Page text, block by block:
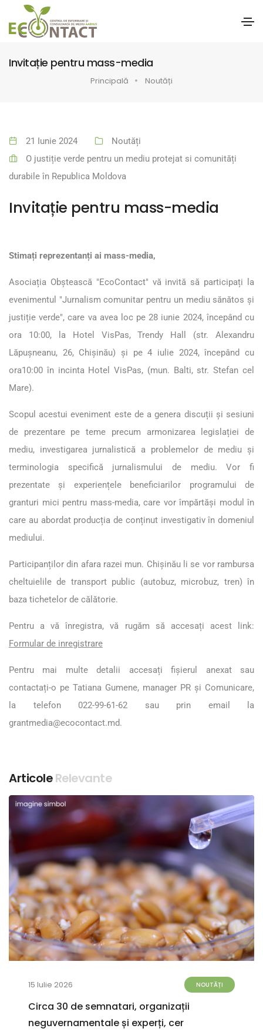
Invitație pentru mass-media
Principală Noutăți
21 Iunie 2024
Noutăți
O justiție verde pentru un mediu protejat si comunități
durabile în Republica Moldova
Invitație pentru mass-media
Stimați reprezentanți ai mass-media,
Asociația Obștească "EcoContact" vă invită să participați la
evenimentul "Jurnalism comunitar pentru un mediu sănătos și
justiție verde", care va avea loc pe 28 iunie 2024, începând cu
ora 10:00, la Hotel VisPas, Trendy Hall (str. Alexandru
Lăpușneanu, 26, Chișinău) și pe 4 iulie 2024,începând cu
ora10:00 în incinta HotelVisPas, (mun. Balti, str. Stefan cel
Mare).
Scopul acestui eveniment este de a genera discuții și sesiuni
de prezentare pe teme precum armonizarea legislației de
mediu, investigarea jurnalistică a problemelor de mediu și
terminologia specifică jurnalismului de mediu. Vor fi
prezentate și experiențele beneficiarilor programului de
granturi mici pentru mass-media, care vor împărtăși modul în
care au abordat producția de conținut investigativ în domeniul
mediului.
Participanților din afara razei mun. Chișinău li se vor rambursa
cheltuielile de transport public (autobuz, microbuz, tren) în
baza tichetelor de călătorie.
Pentru a vă înregistra, vă rugăm să accesați acest link:
Formular de inregistrare
Pentru mai multe detalii accesați fișierul anexat sau
contactați-o pe Tatiana Gumene, manager PR și Comunicare,
la telefon 022-99-61-62 sau prin email la
grantmedia@ecocontact.md.
ArticoleRelevante
15 Iulie 2026 NOUTĂȚI
Circa 30 de semnatari, organizații
neguvernamentale și experți, cer